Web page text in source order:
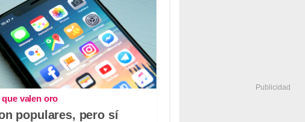
que valen oro
populares, pero sí